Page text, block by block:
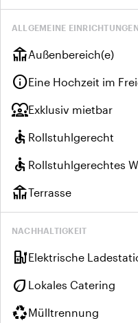
ALLGEMEINE EINRICHTUNGEN
deckAußenbereich(e)
infoEine Hochzeit im
diversity_1Exklusiv mietbar
accessible Rollstuhlgerecht
accessible Rollstuhlgerechtes
deckTerrasse
NACHHALTIGKEIT
ev_chargerElektrische
eco Lokales Catering
recyclingMülltrennung